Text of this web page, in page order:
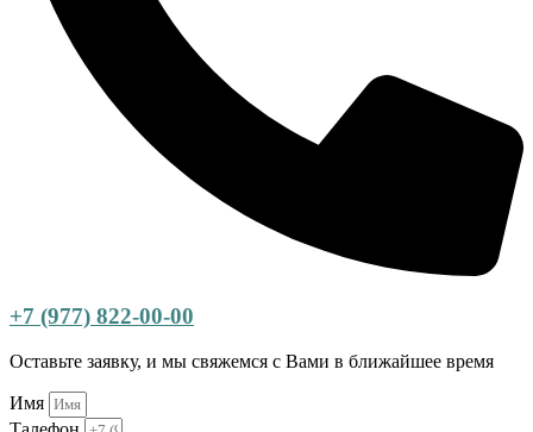
+7 (977) 822-00-00
Оставьте заявку, и мы свяжемся с Вами в ближайшее время
Имя